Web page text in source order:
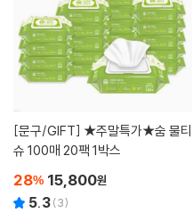
[문구/GIFT]
슈 100매 20팩 1박스
28% 15,800원
5.3(3)